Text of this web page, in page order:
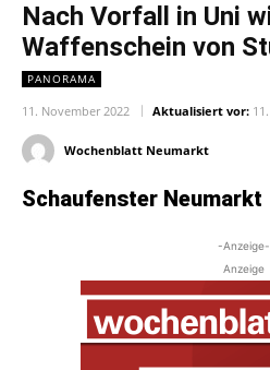
Nach Vorfall in Uni
Waffenschein von
PANORAMA
11. November 2022 Aktualisiert vor:
Wochenblatt Neumarkt
Schaufenster Neumarkt
-Anzeige-
Anzeige